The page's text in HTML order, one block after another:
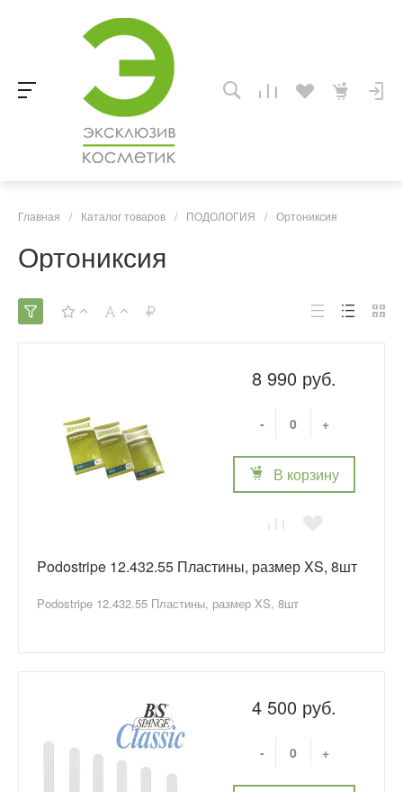
Главная / Каталог товаров / ПОДОЛОГИЯ / Ортониксия
Ортониксия
8 990 руб.
- +
В корзину
Podostripe 12.432.55 Пластины, размер XS, 8шт
Podostripe 12.432.55 Пластины, размер XS, 8шт
4 500 руб.
- +